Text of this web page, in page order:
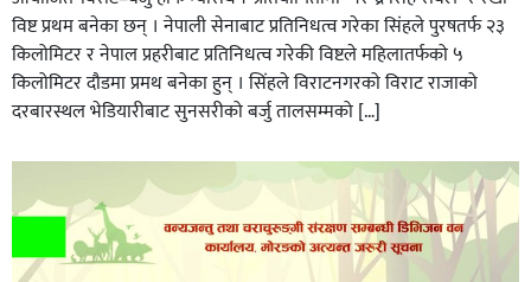
विष्ट प्रथम बनेका छन् । नेपाली सेनाबाट प्रतिनिधत्व गरेका सि‌ंहले पुरषतर्फ २३
किलोमिटर र नेपाल प्रहरीबाट प्रतिनिधत्व गरेकी विष्टले महिलातर्फको ५
किलोमिटर दाैडमा प्रमथ बनेका हुन् । सिंहले विराटनगरको विराट राजाको
दरबारस्थल भेडियारीबाट सुनसरीको बर्जु तालसम्मको […]